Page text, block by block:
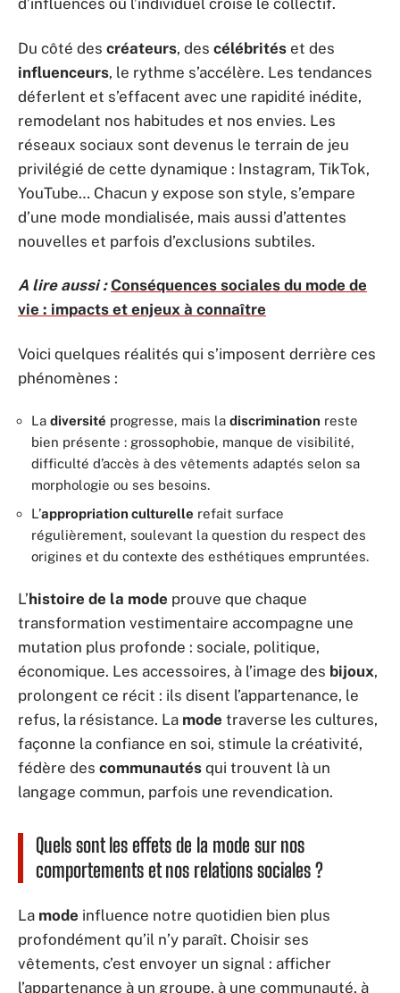
d’influences où l’individuel croise le collectif.
Du côté des créateurs, des célébrités et des
influenceurs, le rythme s’accélère. Les tendances
déferlent et s’effacent avec une rapidité inédite,
remodelant nos habitudes et nos envies. Les
réseaux sociaux sont devenus le terrain de jeu
privilégié de cette dynamique : Instagram, TikTok,
YouTube… Chacun y expose son style, s’empare
d’une mode mondialisée, mais aussi d’attentes
nouvelles et parfois d’exclusions subtiles.
A lire aussi : Conséquences sociales du mode de
vie : impacts et enjeux à connaître
Voici quelques réalités qui s’imposent derrière ces
phénomènes :
La diversité progresse, mais la discrimination reste
bien présente : grossophobie, manque de visibilité,
difficulté d’accès à des vêtements adaptés selon sa
morphologie ou ses besoins.
L’appropriation culturelle refait surface
régulièrement, soulevant la question du respect des
origines et du contexte des esthétiques empruntées.
L’histoire de la mode prouve que chaque
transformation vestimentaire accompagne une
mutation plus profonde : sociale, politique,
économique. Les accessoires, à l’image des bijoux,
prolongent ce récit : ils disent l’appartenance, le
refus, la résistance. La mode traverse les cultures,
façonne la confiance en soi, stimule la créativité,
fédère des communautés qui trouvent là un
langage commun, parfois une revendication.
Quels sont les effets de la mode sur nos
comportements et nos relations sociales ?
La mode influence notre quotidien bien plus
profondément qu’il n’y paraît. Choisir ses
vêtements, c’est envoyer un signal : afficher
l’appartenance à un groupe, à une communauté, à